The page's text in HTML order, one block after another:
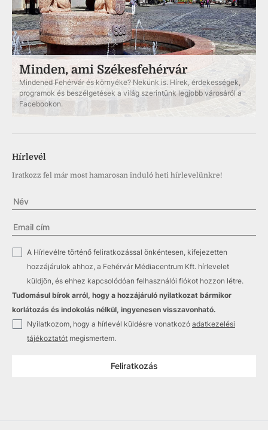
Minden, ami Székesfehérvár
Mindened Fehérvár és környéke? Nekünk is. Hírek, érdekességek,
programok és beszélgetések a világ szerintünk legjobb városáról a
Facebookon.
Hírlevél
Iratkozz fel már most hamarosan induló heti hírlevelünkre!
A Hírlevélre történő feliratkozással önkéntesen, kifejezetten
hozzájárulok ahhoz, a Fehérvár Médiacentrum Kft. hírlevelet
küldjön, és ehhez kapcsolódóan felhasználói fiókot hozzon létre.
Tudomásul bírok arról, hogy a hozzájáruló nyilatkozat bármikor
korlátozás és indokolás nélkül, ingyenesen visszavonható.
Nyilatkozom, hogy a hírlevél küldésre vonatkozó adatkezelési
tájékoztatót megismertem.
Feliratkozás